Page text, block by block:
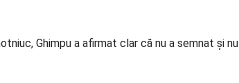
Ghimpu a afirmat clar că nu a semnat și nu